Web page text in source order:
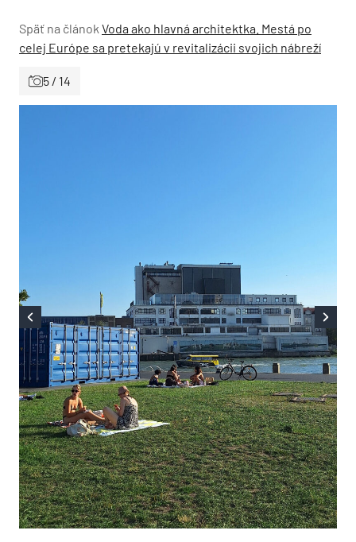
Späť na článok Voda ako hlavná architektka. Mestá po
celej Európe sa pretekajú v revitalizácii svojich nábreží
5 / 14